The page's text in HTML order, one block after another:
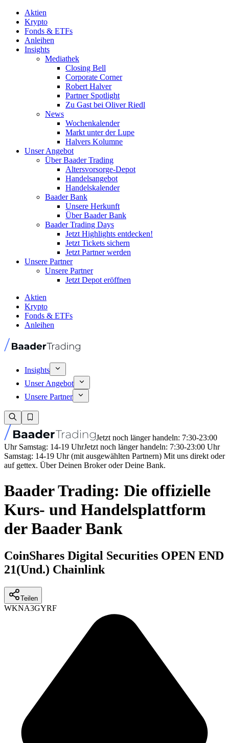
Aktien
Krypto
Fonds & ETFs
Anleihen
Insights
Mediathek
Closing Bell
Corporate Corner
Robert Halver
Partner Spotlight
Zu Gast bei Oliver Riedl
News
Wochenkalender
Markt unter der Lupe
Halvers Kolumne
Unser Angebot
Über Baader Trading
Altersvorsorge-Depot
Handelsangebot
Handelskalender
Baader Bank
Unsere Herkunft
Über Baader Bank
Baader Trading Days
Jetzt Highlights entdecken!
Jetzt Tickets sichern
Jetzt Partner werden
Unsere Partner
Unsere Partner
Jetzt Depot eröffnen
Aktien
Krypto
Fonds & ETFs
Anleihen
Insights
Unser Angebot
Unsere Partner
Jetzt noch länger handeln: 7:30-23:00
Uhr Samstag: 14-19 UhrJetzt noch länger handeln: 7:30-23:00 Uhr
Samstag: 14-19 Uhr (mit ausgewählten Partnern) Mit uns direkt oder
auf gettex. Über Deinen Broker oder Deine Bank.
Baader Trading: Die offizielle
Kurs- und Handelsplattform
der Baader Bank
CoinShares Digital Securities OPEN END
21(Und.) Chainlink
Teilen
WKNA3GYRF